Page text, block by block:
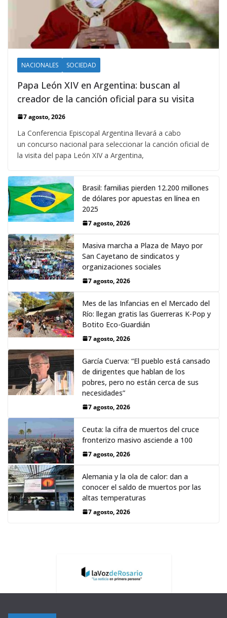
NACIONALES SOCIEDAD
Papa León XIV en Argentina: buscan al
creador de la canción oficial para su visita
7 agosto, 2026
La Conferencia Episcopal Argentina llevará a cabo
un concurso nacional para seleccionar la canción oficial de
la visita del papa León XIV a Argentina,
Brasil: familias pierden 12.200 millones
de dólares por apuestas en línea en
2025
7 agosto, 2026
Masiva marcha a Plaza de Mayo por
San Cayetano de sindicatos y
organizaciones sociales
7 agosto, 2026
Mes de las Infancias en el Mercado del
Río: llegan gratis las Guerreras K-Pop y
Botito Eco-Guardián
7 agosto, 2026
García Cuerva: “El pueblo está cansado
de dirigentes que hablan de los
pobres, pero no están cerca de sus
necesidades”
7 agosto, 2026
Ceuta: la cifra de muertos del cruce
fronterizo masivo asciende a 100
7 agosto, 2026
Alemania y la ola de calor: dan a
conocer el saldo de muertos por las
altas temperaturas
7 agosto, 2026